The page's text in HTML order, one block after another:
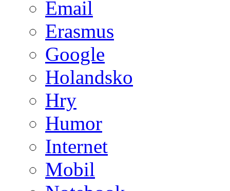
Email
Erasmus
Google
Holandsko
Hry
Humor
Internet
Mobil